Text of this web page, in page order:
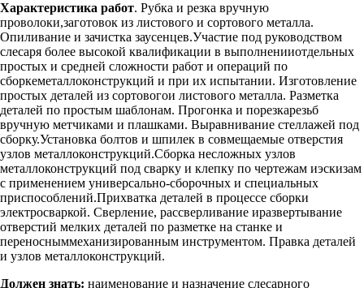
Характеристика работ. Рубка и резка вручную
проволоки,заготовок из листового и сортового металла.
Опиливание и зачистка заусенцев.Участие под руководством
слесаря более высокой квалификации в выполненииотдельных
простых и средней сложности работ и операций по
сборкеметаллоконструкций и при их испытании. Изготовление
простых деталей из сортовогои листового металла. Разметка
деталей по простым шаблонам. Прогонка и порезкарезьб
вручную метчиками и плашками. Выравнивание стеллажей под
сборку.Установка болтов и шпилек в совмещаемые отверстия
узлов металлоконструкций.Сборка несложных узлов
металлоконструкций под сварку и клепку по чертежам иэскизам
с применением универсально-сборочных и специальных
приспособлений.Прихватка деталей в процессе сборки
электросваркой. Сверление, рассверливание иразвертывание
отверстий мелких деталей по разметке на станке и
переносныммеханизированным инструментом. Правка деталей
и узлов металлоконструкций.
Должен знать: наименование и назначение слесарного